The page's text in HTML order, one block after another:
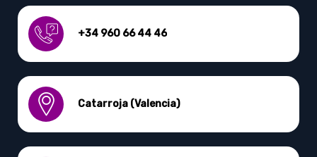
+34 960 66 44 46
Catarroja (Valencia)